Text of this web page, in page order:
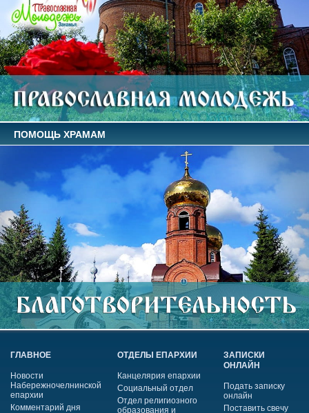
ПОМОЩЬ ХРАМАМ
ГЛАВНОЕ
Новости
Набережночелнинской
епархии
Комментарий дня
ОТДЕЛЫ ЕПАРХИИ
Канцелярия епархии
Социальный отдел
Отдел религиозного
образования и
ЗАПИСКИ
ОНЛАЙН
Подать записку
онлайн
Поставить свечу